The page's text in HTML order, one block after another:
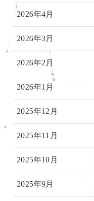
2026年4月
2026年3月
2026年2月
2026年1月
2025年12月
2025年11月
2025年10月
2025年9月